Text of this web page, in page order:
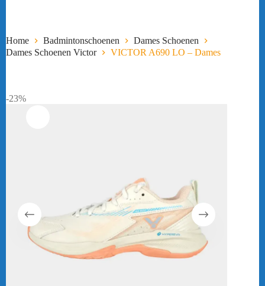
Home Badmintonschoenen
Dames Schoenen
Dames Schoenen Victor
VICTOR A690 LO – Dames
-23%